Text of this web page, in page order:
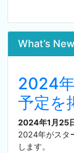
What’s
2024
予定を
2024年1月25
2024年がスタ
します。